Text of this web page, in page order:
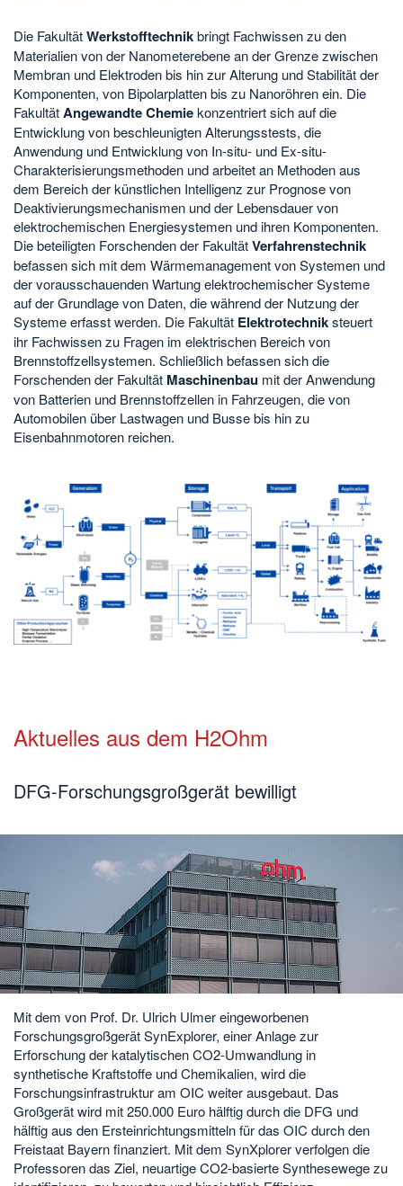
Die FakultätWerkstofftechnikbringt Fachwissen zu den
Materialien von der Nanometerebene an der Grenze zwischen
Membran und Elektroden bis hin zur Alterung und Stabilität der
Komponenten, von Bipolarplatten bis zu Nanoröhren ein. Die
FakultätAngewandte Chemiekonzentriert sich auf die
Entwicklung von beschleunigten Alterungsstests, die
Anwendung und Entwicklung von In-situ- und Ex-situ-
Charakterisierungsmethoden und arbeitet an Methoden aus
dem Bereich der künstlichen Intelligenz zur Prognose von
Deaktivierungsmechanismen und der Lebensdauer von
elektrochemischen Energiesystemen und ihren Komponenten.
Die beteiligten Forschenden der FakultätVerfahrenstechnik
befassen sich mit dem Wärmemanagement von Systemen und
der vorausschauenden Wartung elektrochemischer Systeme
auf der Grundlage von Daten, die während der Nutzung der
Systeme erfasst werden. Die Fakultät Elektrotechniksteuert
ihr Fachwissen zu Fragen im elektrischen Bereich von
Brennstoffzellsystemen. Schließlich befassen sich die
Forschenden der Fakultät Maschinenbau mit der Anwendung
von Batterien und Brennstoffzellen in Fahrzeugen, die von
Automobilen über Lastwagen und Busse bis hin zu
Eisenbahnmotoren reichen.
Aktuelles aus dem H2Ohm
DFG-Forschungsgroßgerät bewilligt
Mit dem von Prof. Dr. Ulrich Ulmer eingeworbenen
Forschungsgroßgerät SynExplorer, einer Anlage zur
Erforschung der katalytischen CO2-Umwandlung in
synthetische Kraftstoffe und Chemikalien, wird die
Forschungsinfrastruktur am OIC weiter ausgebaut. Das
Großgerät wird mit 250.000 Euro hälftig durch die DFG und
hälftig aus den Ersteinrichtungsmitteln für das OIC durch den
Freistaat Bayern finanziert. Mit dem SynXplorer verfolgen die
Professoren das Ziel, neuartige CO2-basierte Synthesewege zu